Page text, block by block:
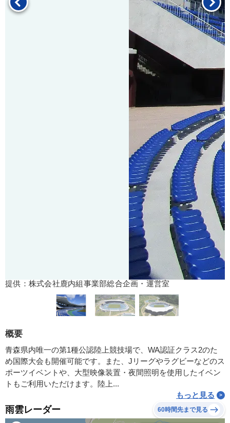
提供：株式会社鹿内組事業部総合企画・運営室
概要
青森県内唯一の第1種公認陸上競技場で、WA認証クラス2のた
め国際大会も開催可能です。また、Jリーグやラグビーなどのス
ポーツイベントや、大型映像装置・夜間照明を使用したイベン
トもご利用いただけます。陸上...
もっと見る
雨雲レーダー 60時間先まで見る